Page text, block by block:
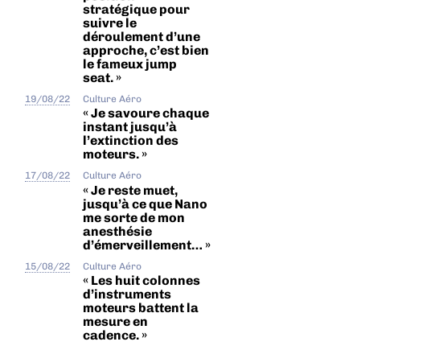
stratégique pour
suivre le
déroulement d’une
approche, c’est bien
le fameux jump
seat. »
19/08/22 Culture Aéro
« Je savoure chaque
instant jusqu’à
l’extinction des
moteurs. »
17/08/22 Culture Aéro
« Je reste muet,
jusqu’à ce que Nano
me sorte de mon
anesthésie
d’émerveillement… »
15/08/22 Culture Aéro
« Les huit colonnes
d’instruments
moteurs battent la
mesure en
cadence. »